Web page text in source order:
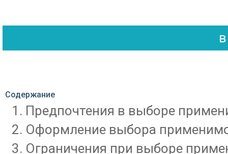
Содержание
Предпочтения в выборе
Оформление выбора
Ограничения при выборе